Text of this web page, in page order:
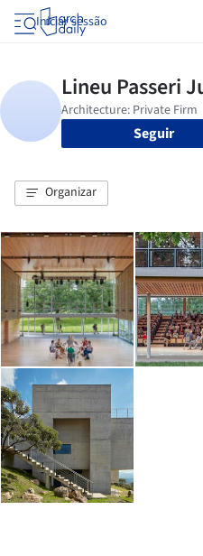
Iniciar sessão
Seguir
Organizar